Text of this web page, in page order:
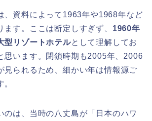
、資料によって1963年や1968年など
ます。ここは断定しすぎず、 1960年
型リゾートホテルとして理解してお
思います。閉鎖時期も2005年、2006
見られるため、細かい年は情報源ご
のは、当時の八丈島が「日本のハワ